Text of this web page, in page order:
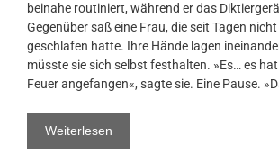
beinahe routiniert, während er das
Gegenüber saß eine Frau, die seit Tagen
geschlafen hatte. Ihre Hände lagen
müsste sie sich selbst festhalten. »Es… es
Feuer angefangen«, sagte sie. Eine Pause.
Weiterlesen